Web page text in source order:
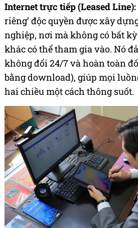
Internet trực tiếp (Leased Line):
riêng’ độc quyền được xây
nghiệp, nơi mà không có bất
khác có thể tham gia vào. Nó
không đổi 24/7 và hoàn toàn
bằng download), giúp mọi
hai chiều một cách thông suốt.